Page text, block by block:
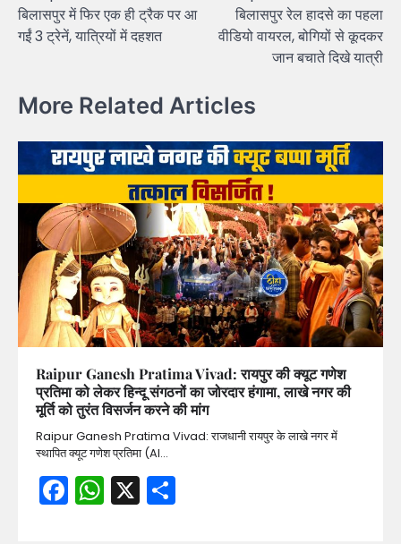
बिलासपुर में फिर एक ही ट्रैक पर आ
गईं 3 ट्रेनें, यात्रियों में दहशत
बिलासपुर रेल हादसे का पहला
वीडियो वायरल, बोगियों से कूदकर
जान बचाते दिखे यात्री
More Related Articles
Raipur Ganesh Pratima Vivad: रायपुर की क्यूट गणेश
प्रतिमा को लेकर हिन्दू संगठनों का जोरदार हंगामा, लाखे नगर की
मूर्ति को तुरंत विसर्जन करने की मांग
Raipur Ganesh Pratima Vivad: राजधानी रायपुर के लाखे नगर में
स्थापित क्यूट गणेश प्रतिमा (AI…
Facebook
WhatsApp
X